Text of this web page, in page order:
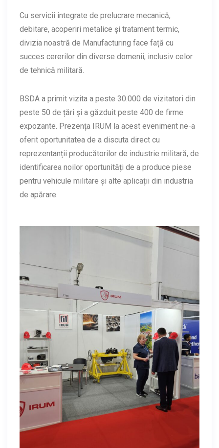
Cu servicii integrate de prelucrare mecanică,
debitare, acoperiri metalice și tratament termic,
divizia noastră de Manufacturing face față cu
succes cererilor din diverse domenii, inclusiv celor
de tehnică militară.
BSDA a primit vizita a peste 30.000 de vizitatori din
peste 50 de țări și a găzduit peste 400 de firme
expozante. Prezența IRUM la acest eveniment ne-a
oferit oportunitatea de a discuta direct cu
reprezentanții producătorilor de industrie militară, de
identificarea noilor oportunități de a produce piese
pentru vehicule militare și alte aplicații din industria
de apărare.